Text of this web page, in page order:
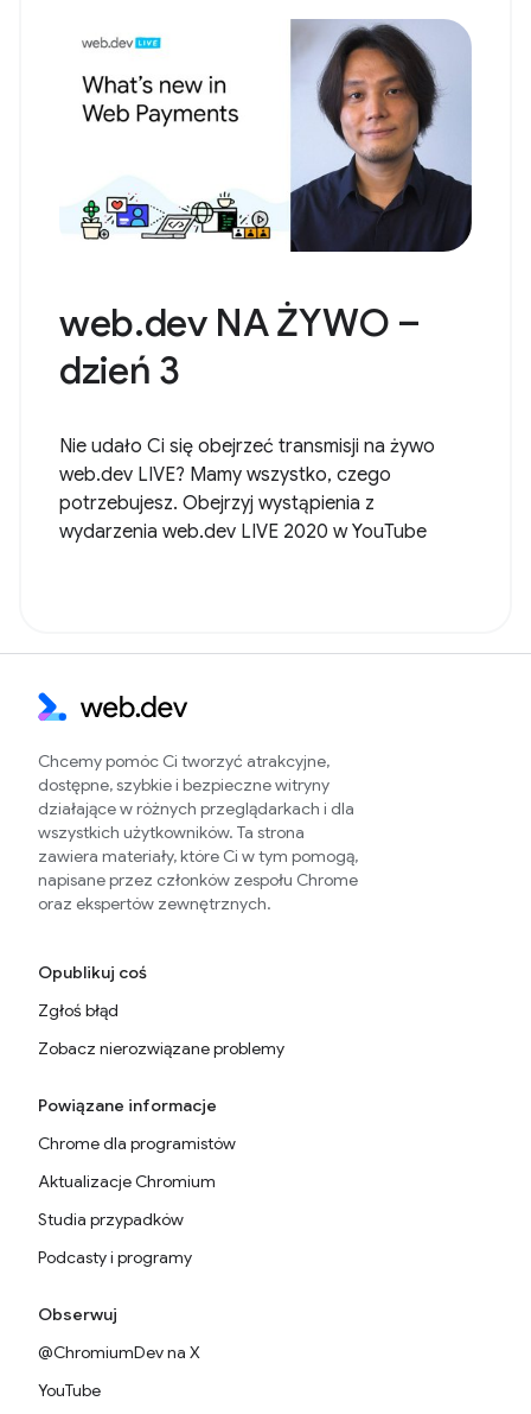
web.dev NA ŻYWO –
dzień 3
Nie udało Ci się obejrzeć transmisji na żywo
web.dev LIVE? Mamy wszystko, czego
potrzebujesz. Obejrzyj wystąpienia z
wydarzenia web.dev LIVE 2020 w YouTube
Chcemy pomóc Ci tworzyć atrakcyjne,
dostępne, szybkie i bezpieczne witryny
działające w różnych przeglądarkach i dla
wszystkich użytkowników. Ta strona
zawiera materiały, które Ci w tym pomogą,
napisane przez członków zespołu Chrome
oraz ekspertów zewnętrznych.
Opublikuj coś
Zgłoś błąd
Zobacz nierozwiązane problemy
Powiązane informacje
Chrome dla programistów
Aktualizacje Chromium
Studia przypadków
Podcasty i programy
Obserwuj
@ChromiumDev na X
YouTube